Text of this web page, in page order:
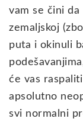
vam se čini
zemaljskoj
puta i okinuli
će vas
apsolutno
svi normalni